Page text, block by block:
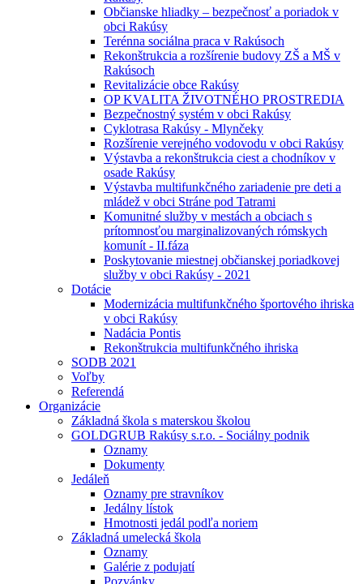
Občianske hliadky – bezpečnosť a poriadok v
obci Rakúsy
Terénna sociálna praca v Rakúsoch
Rekonštrukcia a rozšírenie budovy ZŠ a MŠ v
Rakúsoch
Revitalizácie obce Rakúsy
OP KVALITA ŽIVOTNÉHO PROSTREDIA
Bezpečnostný systém v obci Rakúsy
Cyklotrasa Rakúsy - Mlynčeky
Rozšírenie verejného vodovodu v obci Rakúsy
Výstavba a rekonštrukcia ciest a chodníkov v
osade Rakúsy
Výstavba multifunkčného zariadenie pre deti a
mládež v obci Stráne pod Tatrami
Komunitné služby v mestách a obciach s
prítomnosťou marginalizovaných rómskych
komunít - II.fáza
Poskytovanie miestnej občianskej poriadkovej
služby v obci Rakúsy - 2021
Dotácie
Modernizácia multifunkčného športového ihriska
v obci Rakúsy
Nadácia Pontis
Rekonštrukcia multifunkčného ihriska
SODB 2021
Voľby
Referendá
Organizácie
Základná škola s materskou školou
GOLDGRUB Rakúsy s.r.o. - Sociálny podnik
Oznamy
Dokumenty
Jedáleň
Oznamy pre stravníkov
Jedálny lístok
Hmotnosti jedál podľa noriem
Základná umelecká škola
Oznamy
Galérie z podujatí
Pozvánky